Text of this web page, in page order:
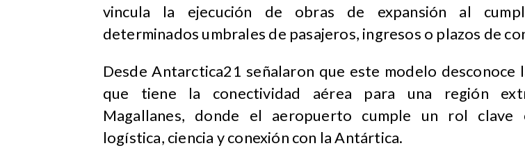
vincula la ejecución de obras de expansión al
determinados umbrales de pasajeros, ingresos o plazos de
Desde Antarctica21 señalaron que este modelo desconoce
que tiene la conectividad aérea para una región
Magallanes, donde el aeropuerto cumple un rol clave
logística, ciencia y conexión con la Antártica.